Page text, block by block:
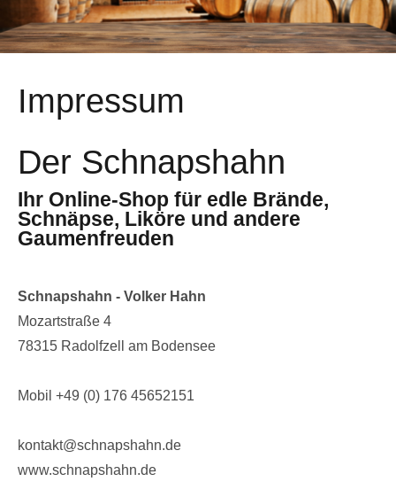
Impressum
Der Schnapshahn
Ihr Online-Shop für edle Brände,
Schnäpse, Liköre und andere
Gaumenfreuden
Schnapshahn - Volker Hahn
Mozartstraße 4
78315 Radolfzell am Bodensee
Mobil +49 (0) 176 45652151
kontakt@schnapshahn.de
www.schnapshahn.de